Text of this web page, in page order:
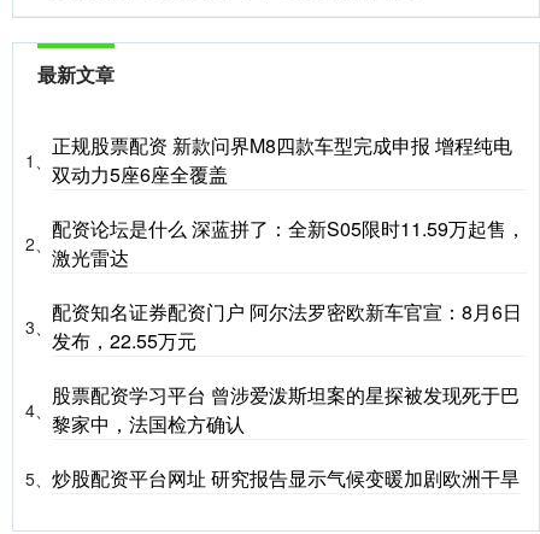
最新文章
1、
正规股票配资 新款问界M8四款车型完成申报 增程纯电
双动力5座6座全覆盖
2、
配资论坛是什么 深蓝拼了：全新S05限时11.59万起售，
激光雷达
3、
配资知名证券配资门户 阿尔法罗密欧新车官宣：8月6日
发布，22.55万元
4、
股票配资学习平台 曾涉爱泼斯坦案的星探被发现死于巴
黎家中，法国检方确认
5、 炒股配资平台网址 研究报告显示气候变暖加剧欧洲干旱